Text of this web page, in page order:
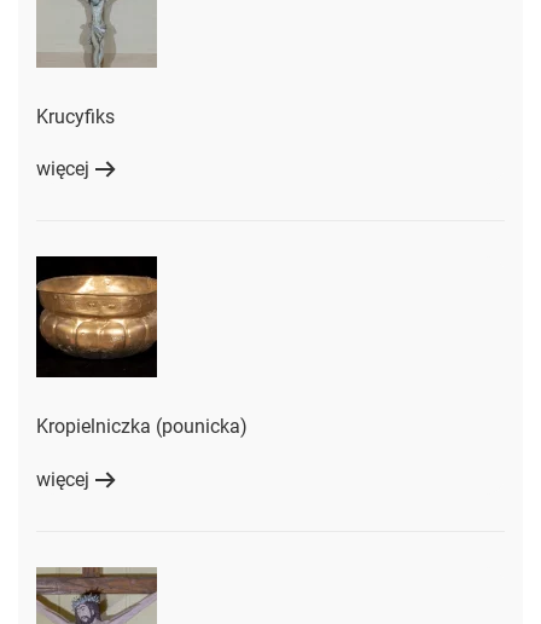
Krucyfiks
więcej
Kropielniczka (pounicka)
więcej